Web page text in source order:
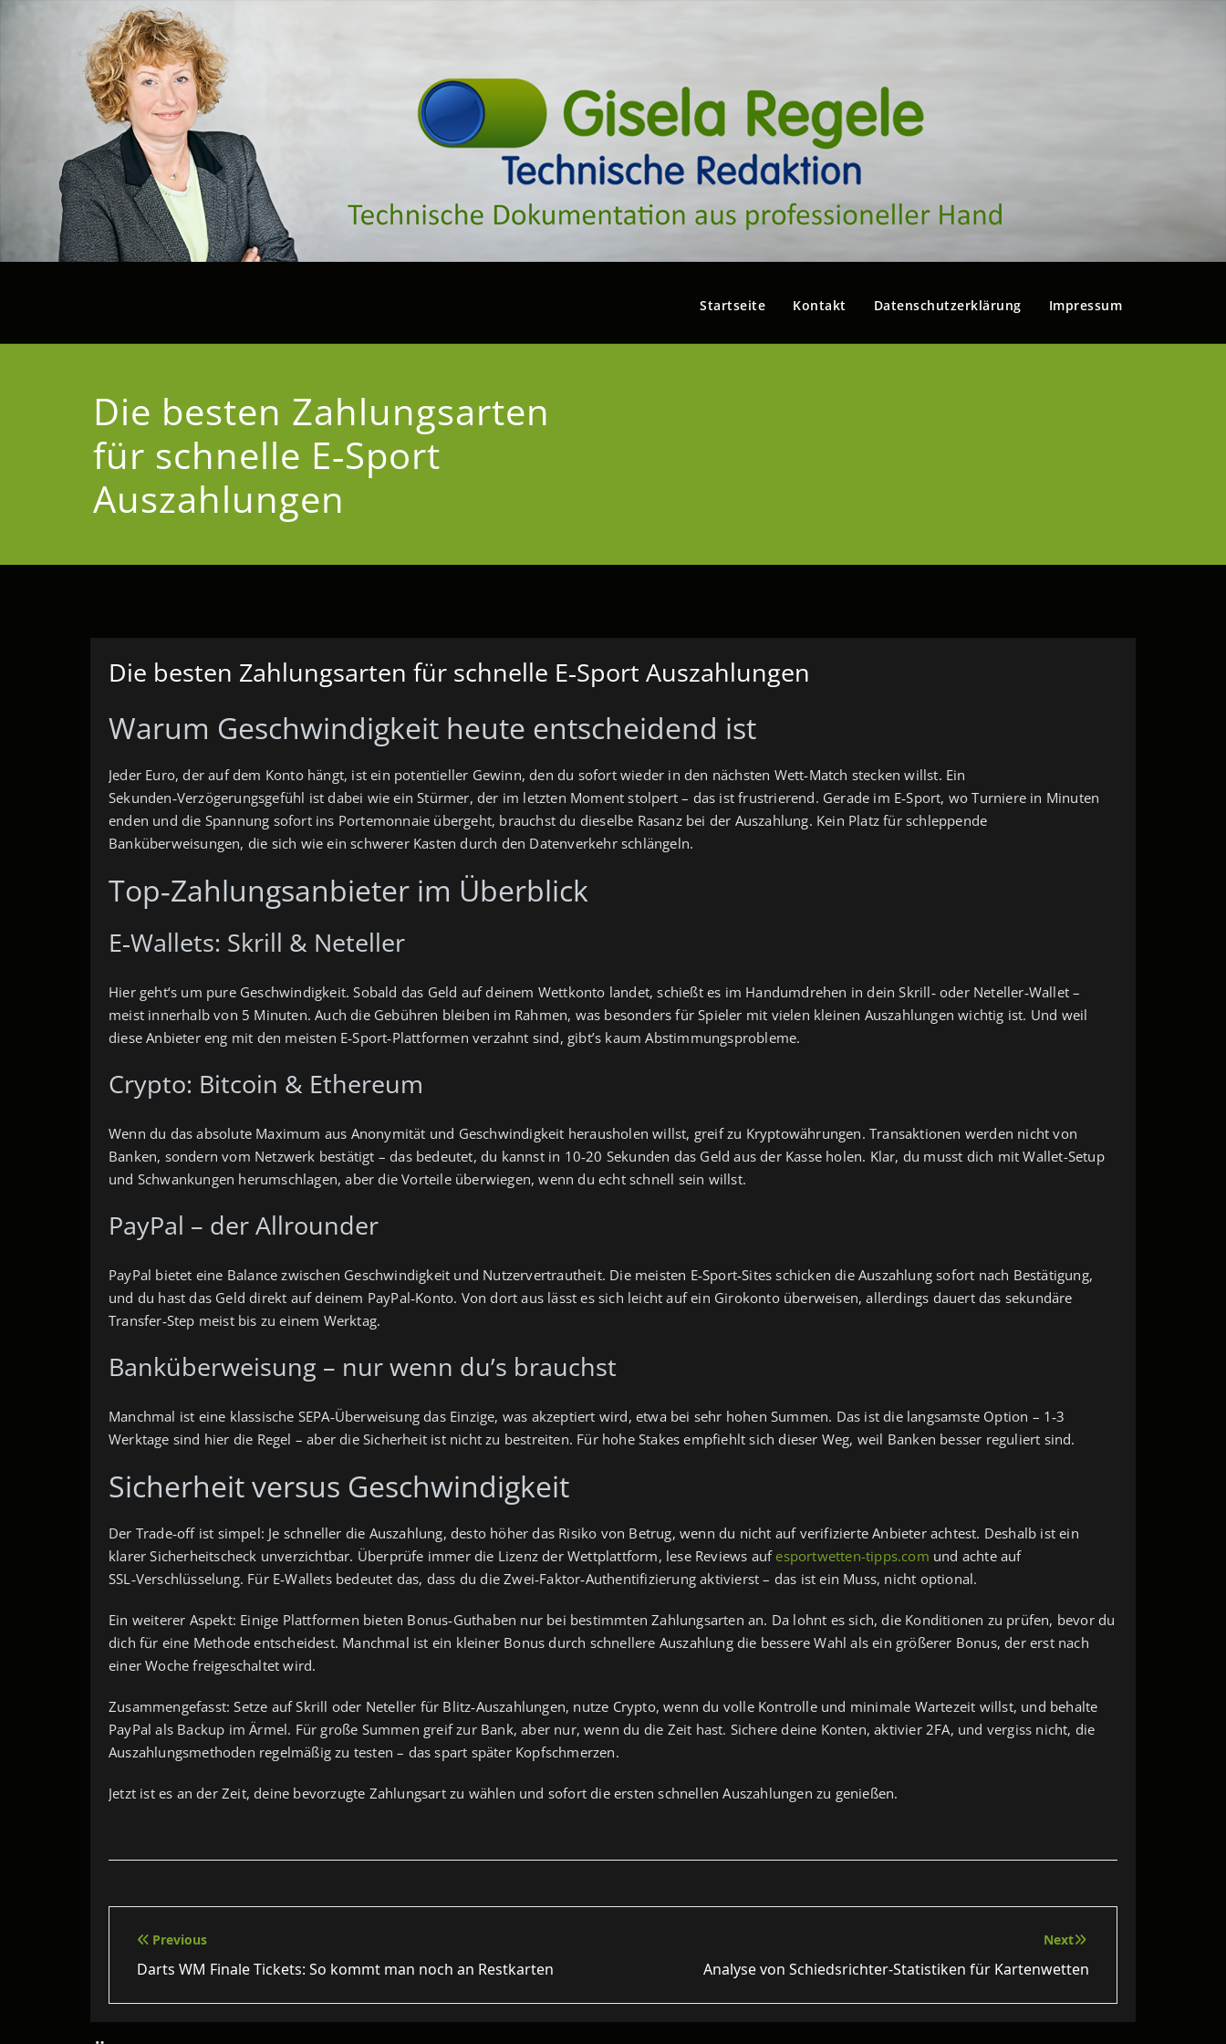
Startseite Kontakt Datenschutzerklärung Impressum
Die besten Zahlungsarten
für schnelle E‑Sport
Auszahlungen
Die besten Zahlungsarten für schnelle E‑Sport Auszahlungen
Warum Geschwindigkeit heute entscheidend ist
Jeder Euro, der auf dem Konto hängt, ist ein potentieller Gewinn, den du sofort wieder in den nächsten Wett-Match stecken willst. Ein
Sekunden‑Verzögerungsgefühl ist dabei wie ein Stürmer, der im letzten Moment stolpert – das ist frustrierend. Gerade im E‑Sport, wo Turniere in Minuten
enden und die Spannung sofort ins Portemonnaie übergeht, brauchst du dieselbe Rasanz bei der Auszahlung. Kein Platz für schleppende
Banküberweisungen, die sich wie ein schwerer Kasten durch den Datenverkehr schlängeln.
Top‑Zahlungsanbieter im Überblick
E‑Wallets: Skrill & Neteller
Hier geht‘s um pure Geschwindigkeit. Sobald das Geld auf deinem Wettkonto landet, schießt es im Handumdrehen in dein Skrill‑ oder Neteller‑Wallet –
meist innerhalb von 5 Minuten. Auch die Gebühren bleiben im Rahmen, was besonders für Spieler mit vielen kleinen Auszahlungen wichtig ist. Und weil
diese Anbieter eng mit den meisten E‑Sport‑Plattformen verzahnt sind, gibt’s kaum Abstimmungsprobleme.
Crypto: Bitcoin & Ethereum
Wenn du das absolute Maximum aus Anonymität und Geschwindigkeit herausholen willst, greif zu Kryptowährungen. Transaktionen werden nicht von
Banken, sondern vom Netzwerk bestätigt – das bedeutet, du kannst in 10‑20 Sekunden das Geld aus der Kasse holen. Klar, du musst dich mit Wallet-Setup
und Schwankungen herumschlagen, aber die Vorteile überwiegen, wenn du echt schnell sein willst.
PayPal – der Allrounder
PayPal bietet eine Balance zwischen Geschwindigkeit und Nutzervertrautheit. Die meisten E‑Sport‑Sites schicken die Auszahlung sofort nach Bestätigung,
und du hast das Geld direkt auf deinem PayPal‑Konto. Von dort aus lässt es sich leicht auf ein Girokonto überweisen, allerdings dauert das sekundäre
Transfer‑Step meist bis zu einem Werktag.
Banküberweisung – nur wenn du’s brauchst
Manchmal ist eine klassische SEPA‑Überweisung das Einzige, was akzeptiert wird, etwa bei sehr hohen Summen. Das ist die langsamste Option – 1‑3
Werktage sind hier die Regel – aber die Sicherheit ist nicht zu bestreiten. Für hohe Stakes empfiehlt sich dieser Weg, weil Banken besser reguliert sind.
Sicherheit versus Geschwindigkeit
Der Trade‑off ist simpel: Je schneller die Auszahlung, desto höher das Risiko von Betrug, wenn du nicht auf verifizierte Anbieter achtest. Deshalb ist ein
klarer Sicherheitscheck unverzichtbar. Überprüfe immer die Lizenz der Wettplattform, lese Reviews auf esportwetten-tipps.com und achte auf
SSL‑Verschlüsselung. Für E‑Wallets bedeutet das, dass du die Zwei‑Faktor‑Authentifizierung aktivierst – das ist ein Muss, nicht optional.
Ein weiterer Aspekt: Einige Plattformen bieten Bonus‑Guthaben nur bei bestimmten Zahlungsarten an. Da lohnt es sich, die Konditionen zu prüfen, bevor du
dich für eine Methode entscheidest. Manchmal ist ein kleiner Bonus durch schnellere Auszahlung die bessere Wahl als ein größerer Bonus, der erst nach
einer Woche freigeschaltet wird.
Zusammengefasst: Setze auf Skrill oder Neteller für Blitz‑Auszahlungen, nutze Crypto, wenn du volle Kontrolle und minimale Wartezeit willst, und behalte
PayPal als Backup im Ärmel. Für große Summen greif zur Bank, aber nur, wenn du die Zeit hast. Sichere deine Konten, aktivier 2FA, und vergiss nicht, die
Auszahlungsmethoden regelmäßig zu testen – das spart später Kopfschmerzen.
Jetzt ist es an der Zeit, deine bevorzugte Zahlungsart zu wählen und sofort die ersten schnellen Auszahlungen zu genießen.
Beitragsnavigation
Previous
Darts WM Finale Tickets: So kommt man noch an Restkarten
Next
Analyse von Schiedsrichter-Statistiken für Kartenwetten